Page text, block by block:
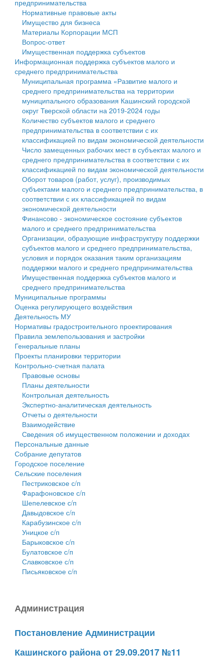
Государственные услуги
Промышленность и АПК
Экономика и бизнес
...
Символика
Устав
Гостям округа
Туризм
Культура
Образование
Здравоохранение
Социальная защита
Фотоальбом
муниципального округа Тверской области
Администрация Кашинского муниципального округа
Тверской области
Управление сельскими территориями
Открытые данные
Работа с обращениями граждан
Муниципальный контроль
Муниципальные услуги
Проекты административных регламентов
Антимонопольный комплаенс
Противодействие коррупции
Финансовое управление
Бюджет для граждан
Имущество
Выявление правообладателей ранее учтенных
объектов недвижимости
Имущественная поддержка субъектов малого и
среднего предпринимательства
Информационная поддержка субъектов малого и
среднего предпринимательства
Муниципальные программы
Контрольно-счетная палата
Персональные данные
Оценка регулирующего воздействия
Деятельность МУ
Нормативы градостроительного проектирования
Правила землепользования и застройки
Генеральные планы
Проекты планировки территории
Собрание депутатов
Городское поселение
Сельские поселения
предпринимательства
Нормативные правовые акты
Имущество для бизнеса
Материалы Корпорации МСП
Вопрос-ответ
Имущественная поддержка субъектов
Информационная поддержка субъектов малого и
среднего предпринимательства
Муниципальная программа «Развитие малого и
среднего предпринимательства на территории
муниципального образования Кашинский городской
округ Тверской области на 2019-2024 годы
Количество субъектов малого и среднего
предпринимательства в соответствии с их
классификацией по видам экономической деятельности
Число замещенных рабочих мест в субъектах малого и
среднего предпринимательства в соответствии с их
классификацией по видам экономической деятельности
Оборот товаров (работ, услуг), производимых
субъектами малого и среднего предпринимательства, в
соответствии с их классификацией по видам
экономической деятельности
Финансово - экономическое состояние субъектов
малого и среднего предпринимательства
Организации, образующие инфраструктуру поддержки
субъектов малого и среднего предпринимательства,
условия и порядок оказания таким организациям
поддержки малого и среднего предпринимательства
Имущественная поддержка субъектов малого и
среднего предпринимательства
Муниципальные программы
Оценка регулирующего воздействия
Деятельность МУ
Нормативы градостроительного проектирования
Правила землепользования и застройки
Генеральные планы
Проекты планировки территории
Контрольно-счетная палата
Правовые основы
Планы деятельности
Контрольная деятельность
Экспертно-аналитическая деятельность
Отчеты о деятельности
Взаимодействие
Сведения об имущественном положении и доходах
Персональные данные
Собрание депутатов
Городское поселение
Сельские поселения
Пестриковское с/п
Фарафоновское с/п
Шепелевское с/п
Давыдовское с/п
Карабузинское с/п
Уницкое с/п
Барыковское с/п
Булатовское с/п
Славковское с/п
Письяковское с/п
Администрация
Постановление Администрации
Кашинского района от 29.09.2017 №11